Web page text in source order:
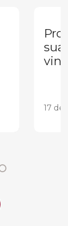
sua
17 de